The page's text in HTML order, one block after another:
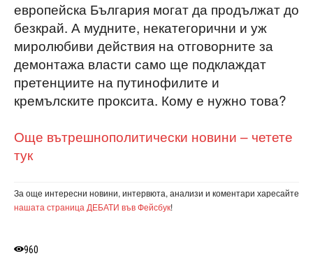
европейска България могат да продължат до
безкрай. А мудните, некатегорични и уж
миролюбиви действия на отговорните за
демонтажа власти само ще подклаждат
претенциите на путинофилите и
кремълските проксита. Кому е нужно това?
Още вътрешнополитически новини – четете
тук
За още интересни новини, интервюта, анализи и коментари харесайте
нашата страница ДЕБАТИ във Фейсбук!
960